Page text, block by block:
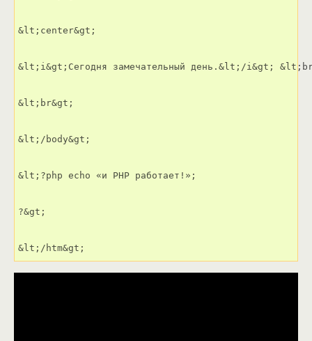
&lt;center&gt;
&lt;i&gt;Сегодня замечательный день.&lt;/i&gt;
&lt;br&gt;
&lt;/body&gt;
&lt;?php echo «и PHP работает!»;
?&gt;
&lt;/htm&gt;